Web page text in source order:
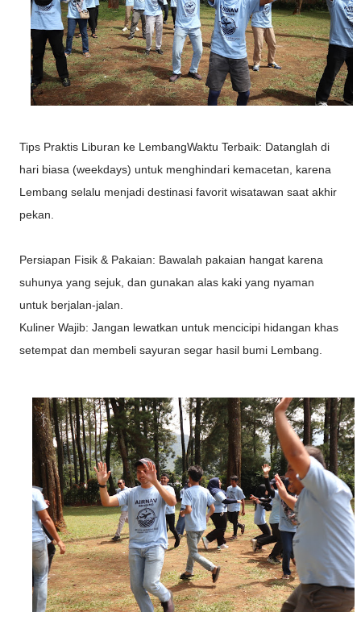
Tips Praktis Liburan ke LembangWaktu Terbaik: Datanglah di
hari biasa (weekdays) untuk menghindari kemacetan, karena
Lembang selalu menjadi destinasi favorit wisatawan saat akhir
pekan.
Persiapan Fisik & Pakaian: Bawalah pakaian hangat karena
suhunya yang sejuk, dan gunakan alas kaki yang nyaman
untuk berjalan-jalan.
Kuliner Wajib: Jangan lewatkan untuk mencicipi hidangan khas
setempat dan membeli sayuran segar hasil bumi Lembang.